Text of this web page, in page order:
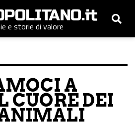
e storie di valore
A
CUORE DEI